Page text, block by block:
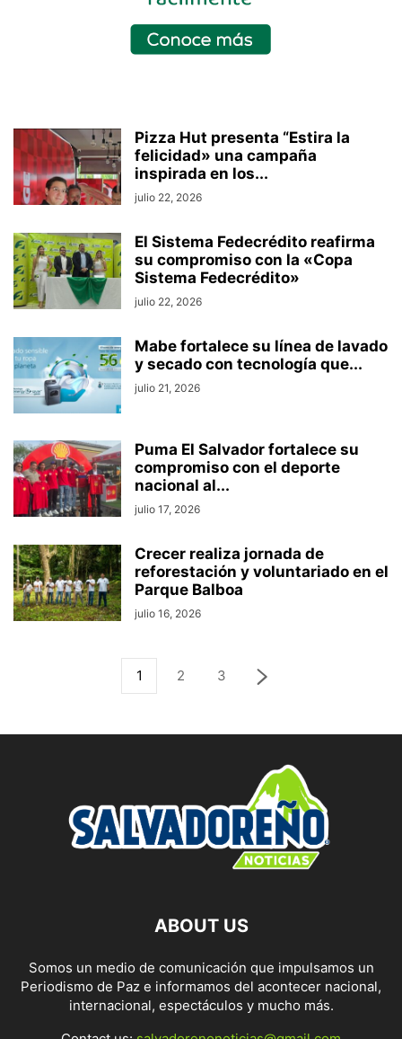
Pizza Hut presenta “Estira la
felicidad» una campaña
inspirada en los...
julio 22, 2026
El Sistema Fedecrédito reafirma
su compromiso con la «Copa
Sistema Fedecrédito»
julio 22, 2026
Mabe fortalece su línea de lavado
y secado con tecnología que...
julio 21, 2026
Puma El Salvador fortalece su
compromiso con el deporte
nacional al...
julio 17, 2026
Crecer realiza jornada de
reforestación y voluntariado en el
Parque Balboa
julio 16, 2026
1 2 3
ABOUT US
Somos un medio de comunicación que impulsamos un
Periodismo de Paz e informamos del acontecer nacional,
internacional, espectáculos y mucho más.